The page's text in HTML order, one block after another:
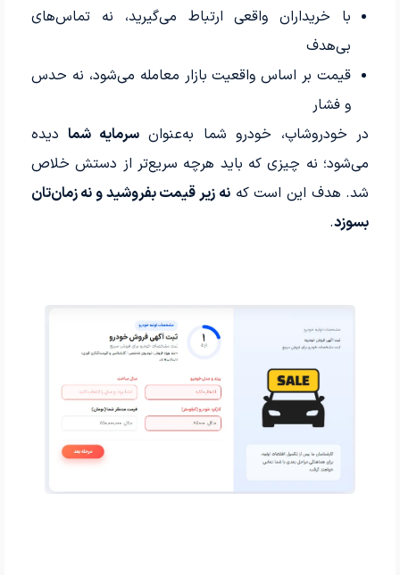
با خریداران واقعی ارتباط می‌گیرید، نه تماس‌های
بی‌هدف
قیمت بر اساس واقعیت بازار معامله می‌شود، نه حدس
و فشار
در خودروشاپ، خودرو شما به‌عنوانسرمایه شمادیده
می‌شود؛ نه چیزی که باید هرچه سریع‌تر از دستش خلاص
شد. هدف این است کهنه زیر قیمت بفروشید و نه زمان‌تان
بسوزد.